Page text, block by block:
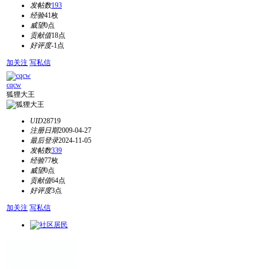
发帖数193
经验41枚
威望0点
贡献值18点
好评度-1点
加关注 写私信
cqcw
狐狸大王
UID28719
注册日期2009-04-27
最后登录2024-11-05
发帖数339
经验77枚
威望0点
贡献值64点
好评度3点
加关注 写私信